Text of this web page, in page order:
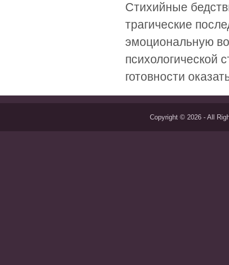
Стихийные
трагические
эмоциональную
психологической
готовности
Copyright © 2026 - All